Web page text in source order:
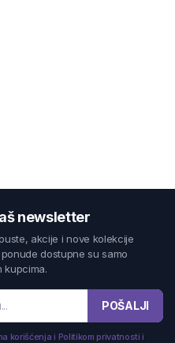
newsletter
akcije i nove kolekcije
dostupne su samo
kupcima.
POŠALJI
korišćenja i Politikom privatnosti i